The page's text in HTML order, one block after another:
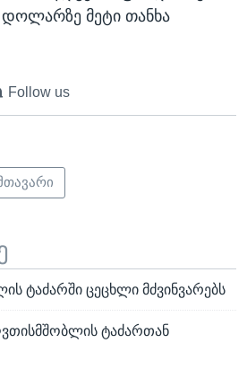
მეტი თანხა
Follow us
ტაძარში ცეცხლი მძვინვარებს
ტაძართან